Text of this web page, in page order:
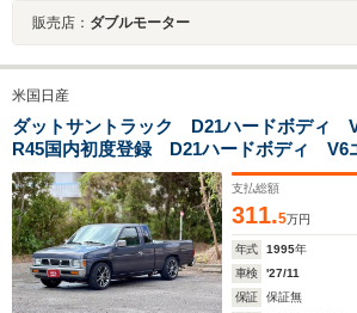
販売店： ダブルモーター
米国日産
ダットサントラック D21ハードボディ
R45国内初度登録 D21ハードボディ V6
国内初度
支払総額
311.5万円
年式 1995年
車検
'27/11
保証
保証無